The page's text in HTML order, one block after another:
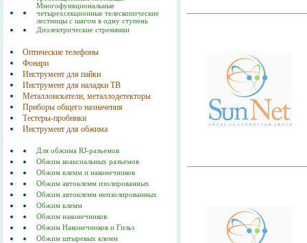
Многофункциональные
четырехсекционные телескопические
лестницы с шагом в одну ступень
Диэлектрические стремянки
Оптические телефоны
Фонари
Инструмент для пайки
Инструмент для наладки ТВ
Металлоискатели, металлодетекторы
Приборы общего назначения
Тестеры-пробники
Инструмент для обжима
Для обжима RJ-разъемов
Обжим коаксиальных разъемов
Обжим клемм и наконечников
Обжим автоклемм изолированных
Обжим автоклемм неизолированных
Обжим клемм
Обжим наконечников
Обжим Наконечников и Гильз
Обжим штыревых клемм